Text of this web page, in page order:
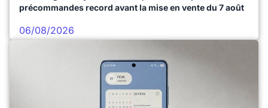
précommandes record avant la mise en vente du 7 août
06/08/2026